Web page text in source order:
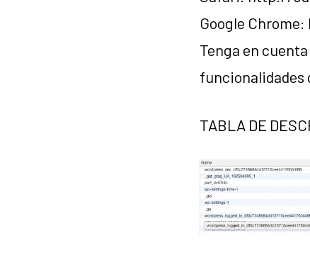
Google
Tenga en
funcionalidades
TABLA DE